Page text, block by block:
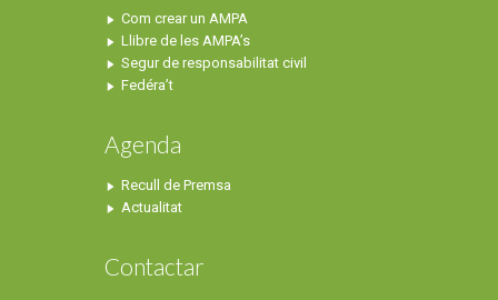
Com crear un AMPA
Llibre de les AMPA’s
Segur de responsabilitat civil
Fedéra’t
Agenda
Recull de Premsa
Actualitat
Contactar